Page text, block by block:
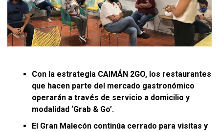
Con la estrategia CAIMÁN 2GO, los restaurantes
que hacen parte del mercado gastronómico
operarán a través de servicio a domicilio y
modalidad ‘Grab & Go’.
El Gran Malecón continúa cerrado para visitas y